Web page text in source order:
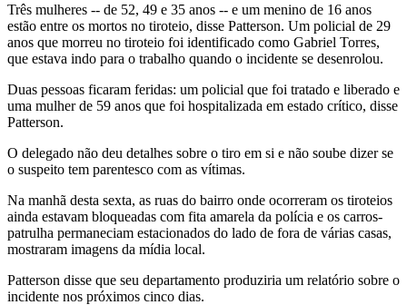
Três mulheres -- de 52, 49 e 35 anos -- e um menino de 16 anos
estão entre os mortos no tiroteio, disse Patterson. Um policial de 29
anos que morreu no tiroteio foi identificado como Gabriel Torres,
que estava indo para o trabalho quando o incidente se desenrolou.
Duas pessoas ficaram feridas: um policial que foi tratado e liberado e
uma mulher de 59 anos que foi hospitalizada em estado crítico, disse
Patterson.
O delegado não deu detalhes sobre o tiro em si e não soube dizer se
o suspeito tem parentesco com as vítimas.
Na manhã desta sexta, as ruas do bairro onde ocorreram os tiroteios
ainda estavam bloqueadas com fita amarela da polícia e os carros-
patrulha permaneciam estacionados do lado de fora de várias casas,
mostraram imagens da mídia local.
Patterson disse que seu departamento produziria um relatório sobre o
incidente nos próximos cinco dias.